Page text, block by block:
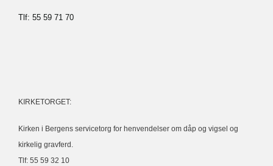
Tlf: 55 59 71 70
KIRKETORGET:
Kirken i Bergens servicetorg for henvendelser om dåp og vigsel og
kirkelig gravferd.
Tlf: 55 59 32 10